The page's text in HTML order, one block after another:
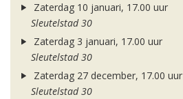
Zaterdag 10 januari, 17.00 uur
Sleutelstad 30
Zaterdag 3 januari, 17.00 uur
Sleutelstad 30
Zaterdag 27 december, 17.00 uur
Sleutelstad 30